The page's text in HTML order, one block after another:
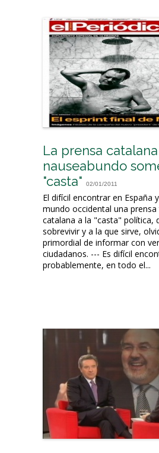
La prensa
nauseabundo
"casta"
02/01/2011
El difícil encontrar en España
mundo occidental una
catalana a la "casta" política,
sobrevivir y a la que sirve,
primordial de informar con
ciudadanos. --- Es difícil
probablemente, en todo el...